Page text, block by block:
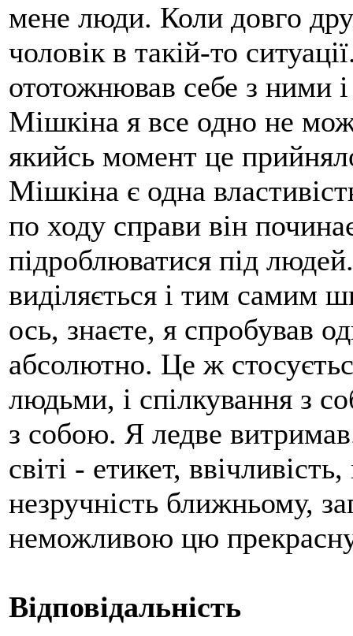
мене люди. Коли довго
чоловік в такій-то
ототожнював себе з ними
Мішкіна я все одно не
якийсь момент це
Мішкіна є одна
по ходу справи він
підроблюватися під
виділяється і тим самим
ось, знаєте, я спробував
абсолютно. Це ж
людьми, і спілкування з
з собою. Я ледве
світі - етикет,
незручність ближньому,
неможливою цю
Відповідальність